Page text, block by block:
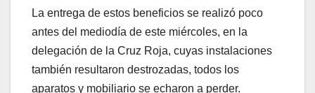
La entrega de estos beneficios se realizó poco
antes del mediodía de este miércoles, en la
delegación de la Cruz Roja, cuyas instalaciones
también resultaron destrozadas, todos los
aparatos y mobiliario se echaron a perder.